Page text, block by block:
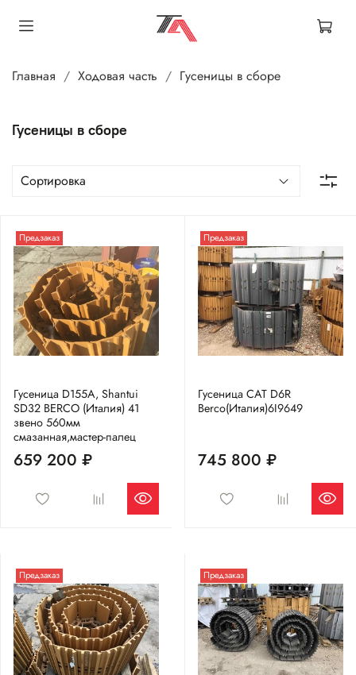
Главная Ходовая часть Гусеницы в сборе
Гусеницы в сборе
Предзаказ
Гусеница D155A, Shantui
SD32 BERCO (Италия) 41
звено 560мм
смазанная,мастер-палец
659 200 ₽
Предзаказ
Гусеница CAT D6R
Berco(Италия)6I9649
745 800 ₽
Предзаказ Предзаказ